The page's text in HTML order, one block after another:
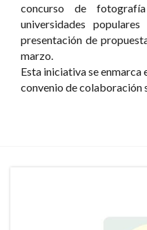
concurso de
universidades
presentación de
marzo.
Esta iniciativa se enmarca
convenio de colaboración